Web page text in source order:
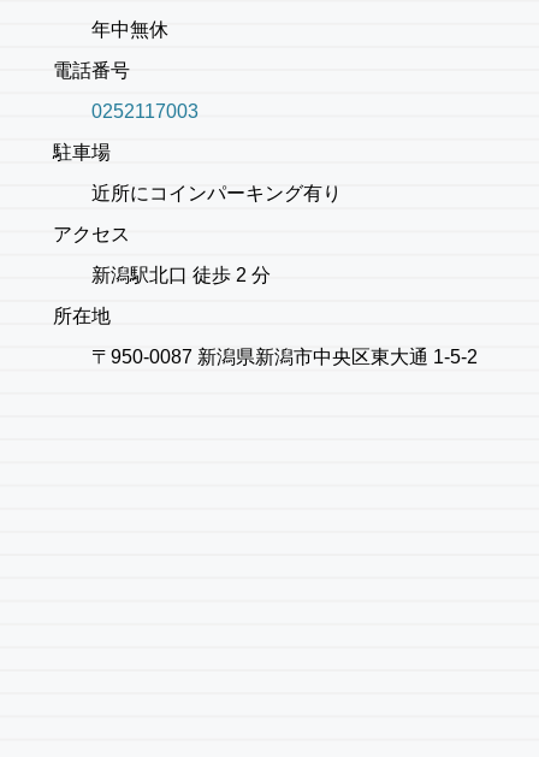
年中無休
電話番号
0252117003
駐車場
近所にコインパーキング有り
アクセス
新潟駅北口 徒歩 2 分
所在地
〒950-0087 新潟県新潟市中央区東大通 1-5-2